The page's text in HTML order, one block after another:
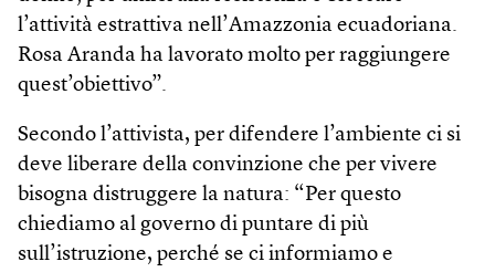
l’attività estrattiva nell’Amazzonia ecuadoriana.
Rosa Aranda ha lavorato molto per raggiungere
quest’obiettivo”.
Secondo l’attivista, per difendere l’ambiente ci si
deve liberare della convinzione che per vivere
bisogna distruggere la natura: “Per questo
chiediamo al governo di puntare di più
sull’istruzione, perché se ci informiamo e